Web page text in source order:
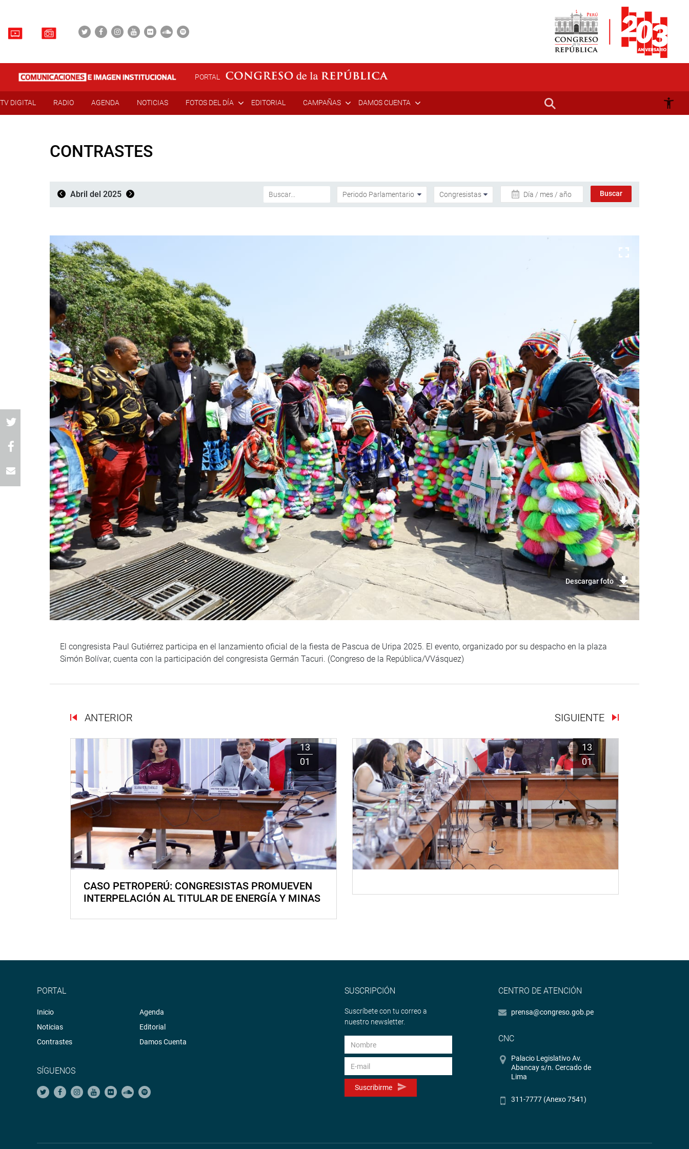
PORTAL
TV DIGITAL RADIO AGENDA NOTICIAS FOTOS DEL DÍA EDITORIAL CAMPAÑAS DAMOS CUENTA
CONTRASTES
Abril del 2025 Día / mes / año
Descargar foto
El congresista Paul Gutiérrez participa en el lanzamiento oficial de la fiesta de Pascua de Uripa 2025. El evento, organizado por su despacho en la plaza
Simón Bolívar, cuenta con la participación del congresista Germán Tacuri. (Congreso de la República/VVásquez)
ANTERIOR SIGUIENTE
13
01
CASO PETROPERÚ: CONGRESISTAS PROMUEVEN
INTERPELACIÓN AL TITULAR DE ENERGÍA Y MINAS
13
01
PORTAL
Inicio
Noticias
Contrastes
Agenda
Editorial
Damos Cuenta
SÍGUENOS
SUSCRIPCIÓN
Suscríbete con tu correo a
nuestro newsletter.
Suscribirme
CENTRO DE ATENCIÓN
prensa@congreso.gob.pe
CNC
Palacio Legislativo Av.
Abancay s/n. Cercado de
Lima
311-7777 (Anexo 7541)